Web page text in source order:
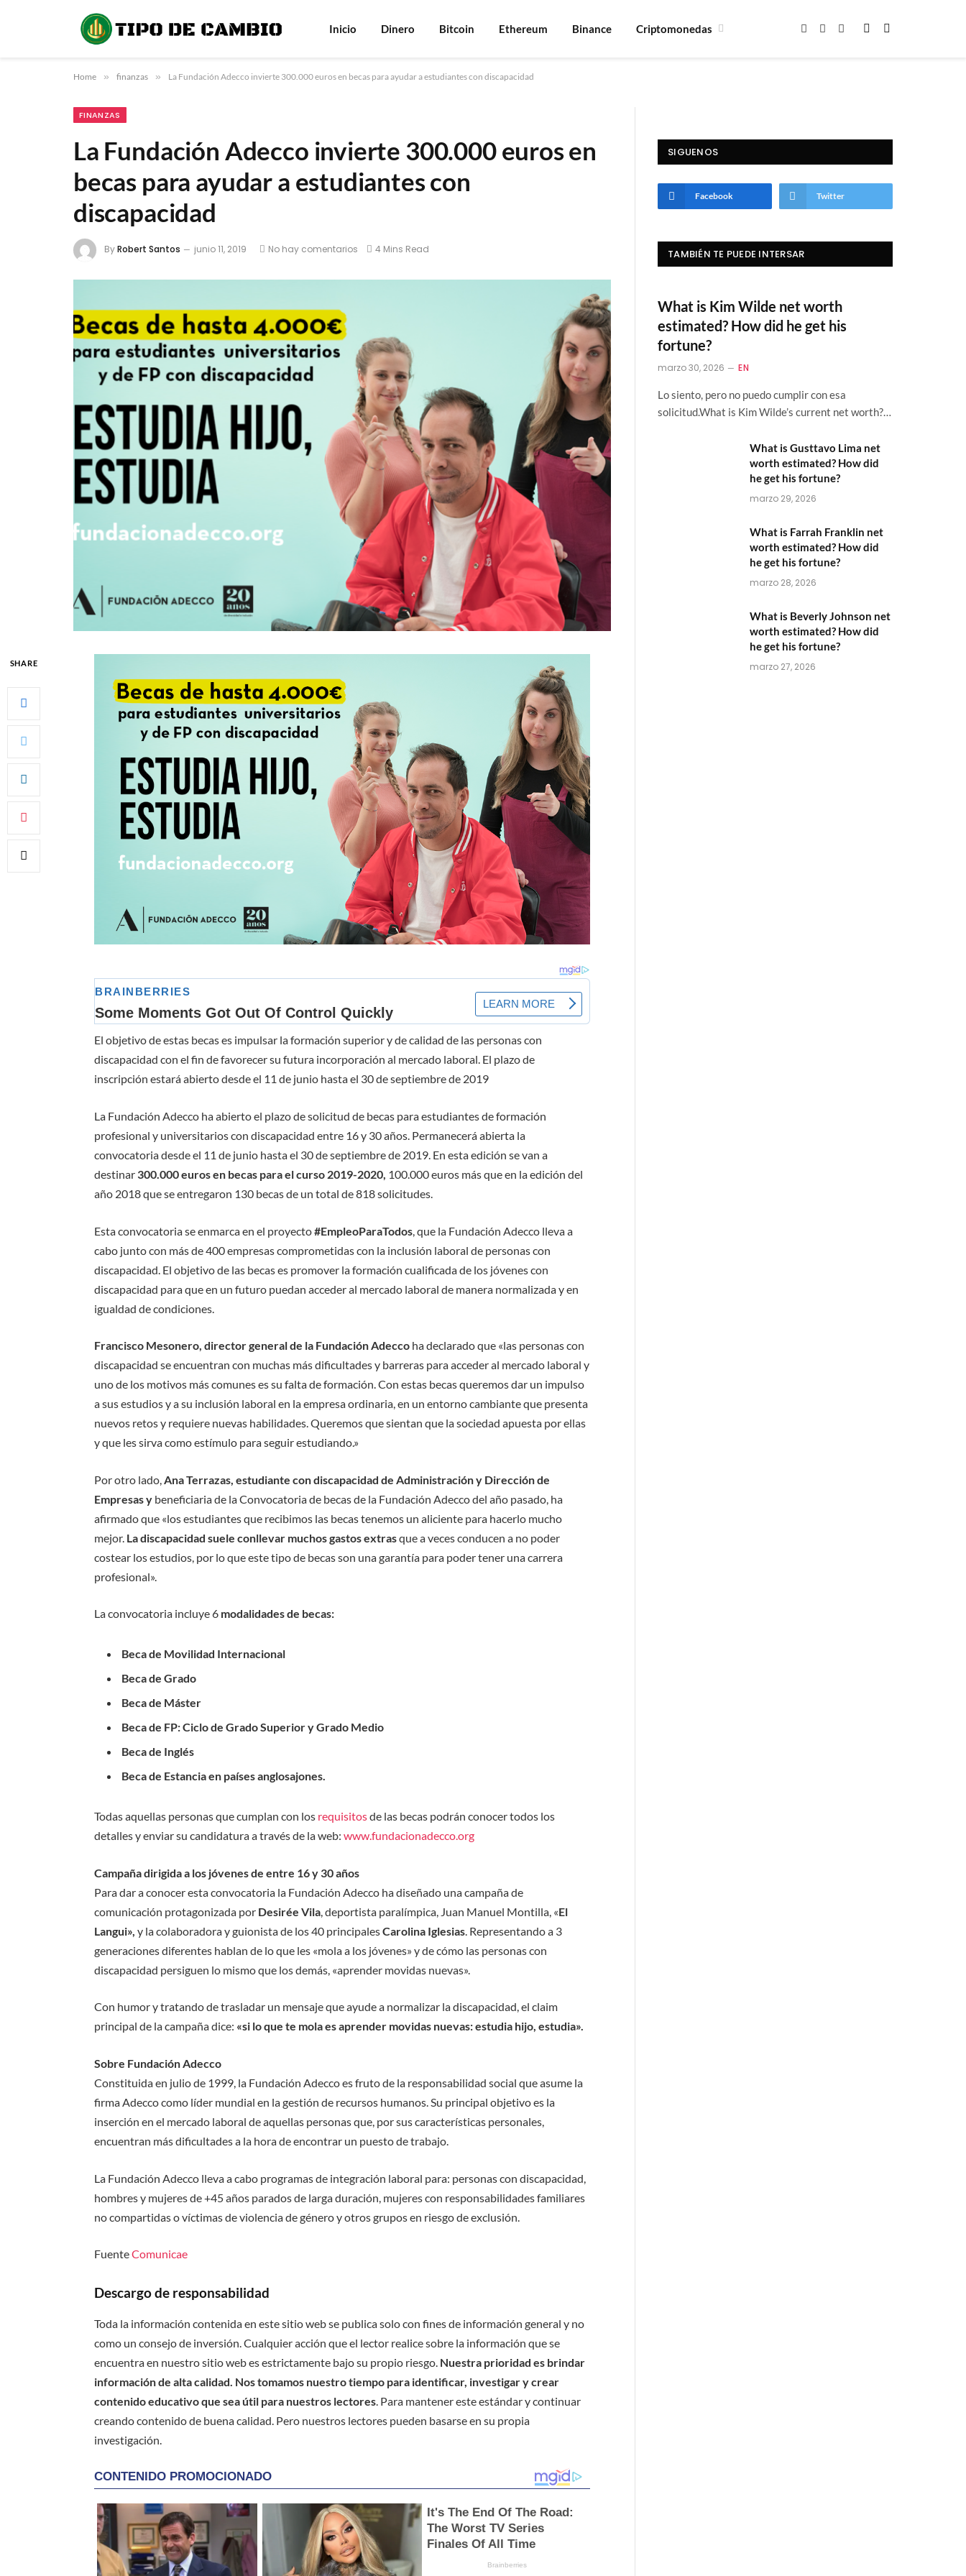
Inicio Dinero Bitcoin Ethereum Binance Criptomonedas Facebook
X
Instagram
Home » finanzas » La Fundación Adecco invierte 300.000 euros en becas para ayudar a estudiantes con discapacidad
FINANZAS
La Fundación Adecco invierte 300.000 euros en
becas para ayudar a estudiantes con
discapacidad
ByRobert Santos junio 11, 2019 No hay comentarios 4 Mins Read
SHARE
El objetivo de estas becas es impulsar la formación superior y de calidad de las personas con
discapacidad con el fin de favorecer su futura incorporación al mercado laboral. El plazo de
inscripción estará abierto desde el 11 de junio hasta el 30 de septiembre de 2019
La Fundación Adecco ha abierto el plazo de solicitud de becas para estudiantes de formación
profesional y universitarios con discapacidad entre 16 y 30 años. Permanecerá abierta la
convocatoria desde el 11 de junio hasta el 30 de septiembre de 2019. En esta edición se van a
destinar 300.000 euros en becas para el curso 2019-2020, 100.000 euros más que en la edición del
año 2018 que se entregaron 130 becas de un total de 818 solicitudes.
Esta convocatoria se enmarca en el proyecto#EmpleoParaTodos , que la Fundación Adecco lleva a
cabo junto con más de 400 empresas comprometidas con la inclusión laboral de personas con
discapacidad. El objetivo de las becas es promover la formación cualificada de los jóvenes con
discapacidad para que en un futuro puedan acceder al mercado laboral de manera normalizada y en
igualdad de condiciones.
Francisco Mesonero, director general de la Fundación Adecco ha declarado que «las personas con
discapacidad se encuentran con muchas más dificultades y barreras para acceder al mercado laboral y
uno de los motivos más comunes es su falta de formación. Con estas becas queremos dar un impulso
a sus estudios y a su inclusión laboral en la empresa ordinaria, en un entorno cambiante que presenta
nuevos retos y requiere nuevas habilidades. Queremos que sientan que la sociedad apuesta por ellas
y que les sirva como estímulo para seguir estudiando.»
Por otro lado, Ana Terrazas, estudiante con discapacidad de Administración y Dirección de
Empresas y beneficiaria de la Convocatoria de becas de la Fundación Adecco del año pasado, ha
afirmado que «los estudiantes que recibimos las becas tenemos un aliciente para hacerlo mucho
mejor. La discapacidad suele conllevar muchos gastos extrasque a veces conducen a no poder
costear los estudios, por lo que este tipo de becas son una garantía para poder tener una carrera
profesional».
La convocatoria incluye 6 modalidades de becas:
Beca de Movilidad Internacional
Beca de Grado
Beca de Máster
Beca de FP: Ciclo de Grado Superior y Grado Medio
Beca de Inglés
Beca de Estancia en países anglosajones.
Todas aquellas personas que cumplan con los requisitosde las becas podrán conocer todos los
detalles y enviar su candidatura a través de la web:www.fundacionadecco.org
Campaña dirigida a los jóvenes de entre 16 y 30 años
Para dar a conocer esta convocatoria la Fundación Adecco ha diseñado una campaña de
comunicación protagonizada por Desirée Vila , deportista paralímpica, Juan Manuel Montilla, «El
Langui», y la colaboradora y guionista de los 40 principalesCarolina Iglesias . Representando a 3
generaciones diferentes hablan de lo que les «mola a los jóvenes» y de cómo las personas con
discapacidad persiguen lo mismo que los demás, «aprender movidas nuevas».
Con humor y tratando de trasladar un mensaje que ayude a normalizar la discapacidad, el claim
principal de la campaña dice: «si lo que te mola es aprender movidas nuevas: estudia hijo, estudia».
Sobre Fundación Adecco
Constituida en julio de 1999, la Fundación Adecco es fruto de la responsabilidad social que asume la
firma Adecco como líder mundial en la gestión de recursos humanos. Su principal objetivo es la
inserción en el mercado laboral de aquellas personas que, por sus características personales,
encuentran más dificultades a la hora de encontrar un puesto de trabajo.
La Fundación Adecco lleva a cabo programas de integración laboral para: personas con discapacidad,
hombres y mujeres de +45 años parados de larga duración, mujeres con responsabilidades familiares
no compartidas o víctimas de violencia de género y otros grupos en riesgo de exclusión.
FuenteComunicae
Descargo de responsabilidad
Toda la información contenida en este sitio web se publica solo con fines de información general y no
como un consejo de inversión. Cualquier acción que el lector realice sobre la información que se
encuentra en nuestro sitio web es estrictamente bajo su propio riesgo. Nuestra prioridad es brindar
información de alta calidad. Nos tomamos nuestro tiempo para identificar, investigar y crear
contenido educativo que sea útil para nuestros lectores. Para mantener este estándar y continuar
creando contenido de buena calidad. Pero nuestros lectores pueden basarse en su propia
investigación.
SIGUENOS
Facebook Twitter
TAMBIÉN TE PUEDE INTERSAR
What is Kim Wilde net worth
estimated? How did he get his
fortune?
marzo 30, 2026 EN
Lo siento, pero no puedo cumplir con esa
solicitud.What is Kim Wilde’s current net worth?…
What is Gusttavo Lima net
worth estimated? How did
he get his fortune?
marzo 29, 2026
What is Farrah Franklin net
worth estimated? How did
he get his fortune?
marzo 28, 2026
What is Beverly Johnson net
worth estimated? How did
he get his fortune?
marzo 27, 2026